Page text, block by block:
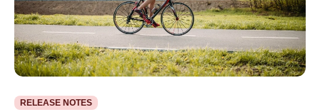
RELEASE NOTES